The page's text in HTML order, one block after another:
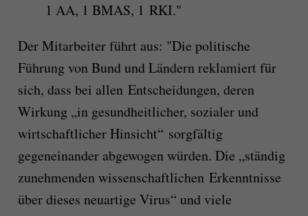
1 AA, 1 BMAS, 1 RKI."
Der Mitarbeiter führt aus: "Die politische
Führung von Bund und Ländern reklamiert für
sich, dass bei allen Entscheidungen, deren
Wirkung „in gesundheitlicher, sozialer und
wirtschaftlicher Hinsicht“ sorgfältig
gegeneinander abgewogen würden. Die „ständig
zunehmenden wissenschaftlichen Erkenntnisse
über dieses neuartige Virus“ und viele